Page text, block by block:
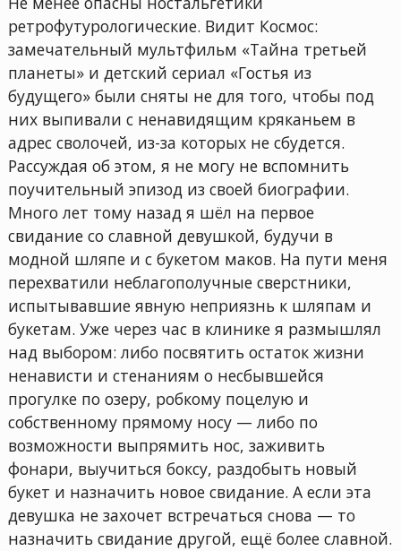
ретрофутурологические. Видит Космос:
замечательный мультфильм «Тайна третьей
планеты» и детский сериал «Гостья из
будущего» были сняты не для того, чтобы под
них выпивали с ненавидящим кряканьем в
адрес сволочей, из-за которых не сбудется.
Рассуждая об этом, я не могу не вспомнить
поучительный эпизод из своей биографии.
Много лет тому назад я шёл на первое
свидание со славной девушкой, будучи в
модной шляпе и с букетом маков. На пути меня
перехватили неблагополучные сверстники,
испытывавшие явную неприязнь к шляпам и
букетам. Уже через час в клинике я размышлял
над выбором: либо посвятить остаток жизни
ненависти и стенаниям о несбывшейся
прогулке по озеру, робкому поцелую и
собственному прямому носу — либо по
возможности выпрямить нос, заживить
фонари, выучиться боксу, раздобыть новый
букет и назначить новое свидание. А если эта
девушка не захочет встречаться снова — то
назначить свидание другой, ещё более славной.